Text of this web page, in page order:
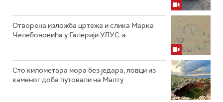
Отворена изложба цртежа и слика Марка
Челебоновића у Галерији УЛУС-а
Сто километара мора без једара, ловци из
каменог доба путовали на Малту